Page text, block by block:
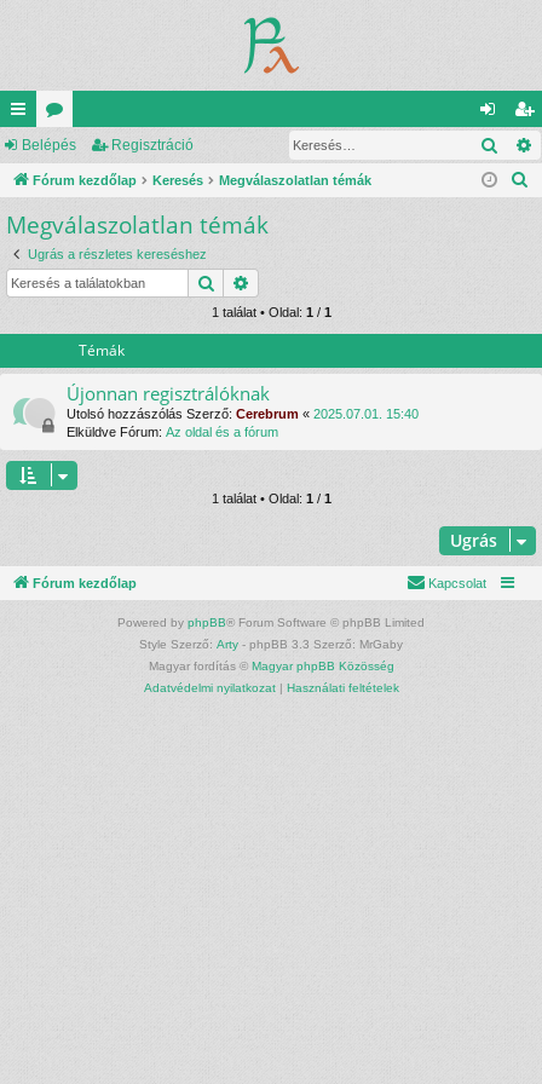
yo
rs
lin
ke
k
ór
u
m
ok
el
ép
eg
is
Belépés Regisztráció
Fórum kezdőlap Keresés Megválaszolatlan témák
s
Megválaszolatlan témák
Ugrás a részletes kereséshez
Keresés
1 találat • Oldal: 1 / 1
Témák
Újonnan regisztrálóknak
Utolsó hozzászólás Szerző: Cerebrum « 2025.07.01. 15:40
Elküldve Fórum: Az oldal és a fórum
1 találat • Oldal: 1/ 1
Ugrás
Fórum kezdőlap Kapcsolat
Powered by phpBB® Forum Software © phpBB Limited
Style Szerző: Arty - phpBB 3.3 Szerző: MrGaby
Magyar fordítás © Magyar phpBB Közösség
Adatvédelmi nyilatkozat| Használati feltételek